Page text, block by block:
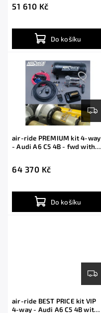
51 610 Kč
Do košíku
air-ride PREMIUM kit 4-way
- Audi A6 C5 4B - fwd with
64 370 Kč
Do košíku
air-ride BEST PRICE kit VIP
4-way - Audi A6 C5 4B with